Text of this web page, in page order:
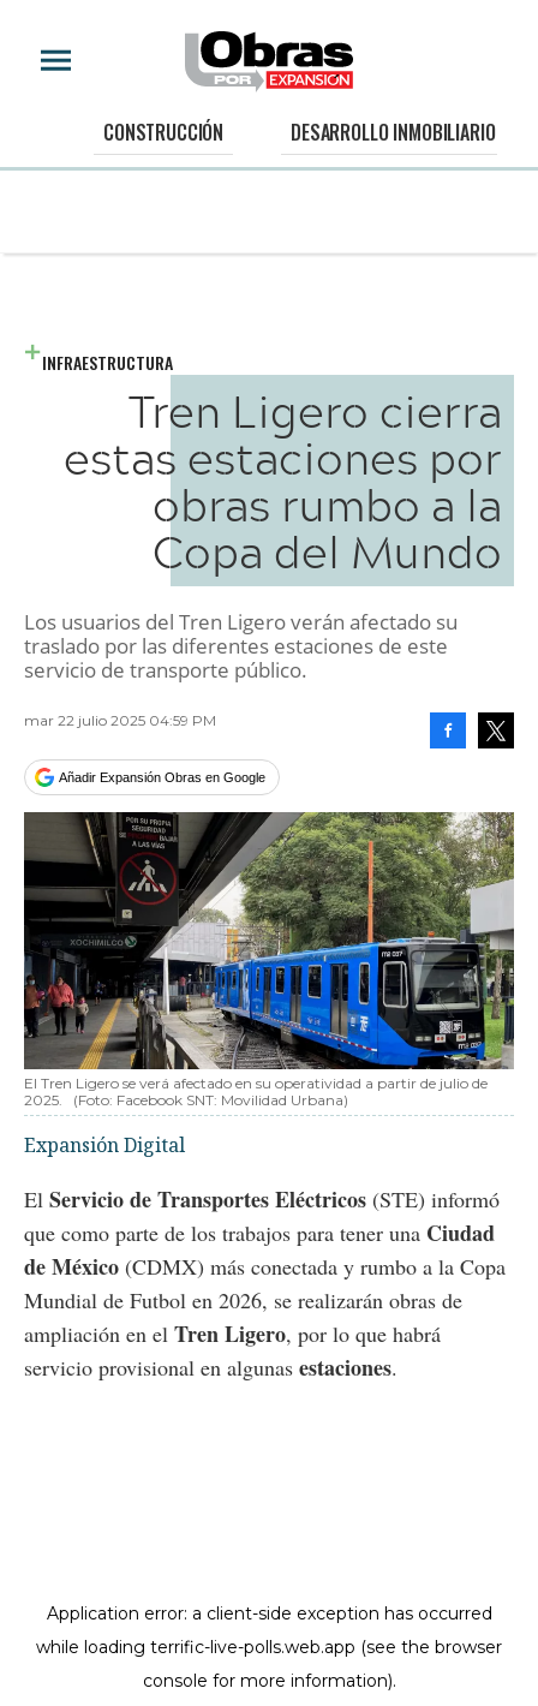
CONSTRUCCIÓN DESARROLLO INMOBILIARIO
INFRAESTRUCTURA
Tren Ligero cierra
estas estaciones por
obras rumbo a la
Copa del Mundo
Los usuarios del Tren Ligero verán afectado su
traslado por las diferentes estaciones de este
servicio de transporte público.
mar 22 julio 2025 04:59 PM
Añadir Expansión Obras en Google
El Tren Ligero se verá afectado en su operatividad a partir de julio de
2025.
(Foto: Facebook SNT: Movilidad Urbana)
Expansión Digital
El Servicio de Transportes Eléctricos (STE) informó
que como parte de los trabajos para tener una Ciudad
de México (CDMX) más conectada y rumbo a la Copa
Mundial de Futbol en 2026, se realizarán obras de
ampliación en el Tren Ligero, por lo que habrá
servicio provisional en algunas estaciones.